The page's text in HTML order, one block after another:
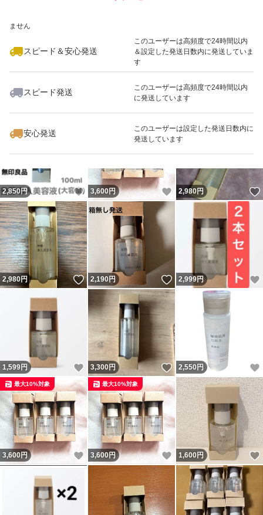
ません
スピード＆安心発送
このユーザーは高頻度で24時間以内
＆設定した発送日数内に発送していま
す
スピード発送
このユーザーは高頻度で24時間以内
に発送しています
安心発送
このユーザーは設定した発送日数内に
発送しています
いいね！
3,600
2,850円 いいね！
3,600円 いいね！
2,980円
2,980円 いいね！
2,190円 いいね！
2,999円
1,599円 いいね！
3,300円 いいね！
2,550 円
3,600円 いいね！
最大10%対象
3,600円 いいね！
最大10%対象
1,600円